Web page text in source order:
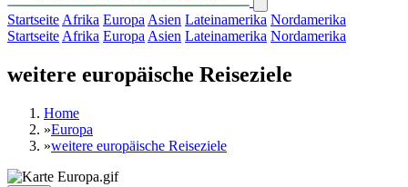
Startseite Afrika Europa Asien Lateinamerika Nordamerika
Startseite Afrika Europa Asien Lateinamerika Nordamerika
weitere europäische Reiseziele
Home
»Europa
»weitere europäische Reiseziele